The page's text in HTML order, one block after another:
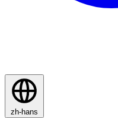
zh-hans